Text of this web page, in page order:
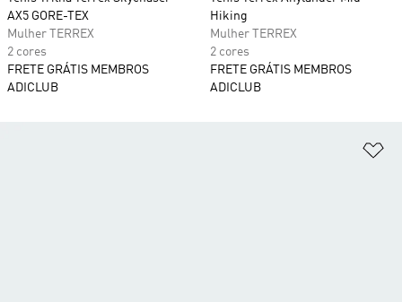
AX5 GORE-TEX
Mulher TERREX
2 cores
FRETE GRÁTIS MEMBROS
ADICLUB
Hiking
Mulher TERREX
2 cores
FRETE GRÁTIS MEMBROS
ADICLUB